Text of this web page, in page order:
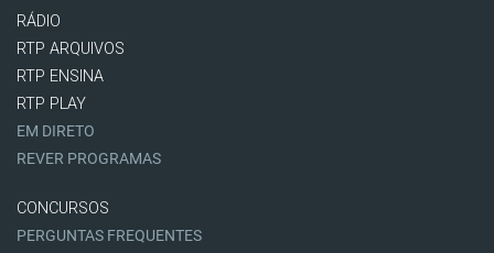
RÁDIO
RTP ARQUIVOS
RTP ENSINA
RTP PLAY
EM DIRETO
REVER PROGRAMAS
CONCURSOS
PERGUNTAS FREQUENTES